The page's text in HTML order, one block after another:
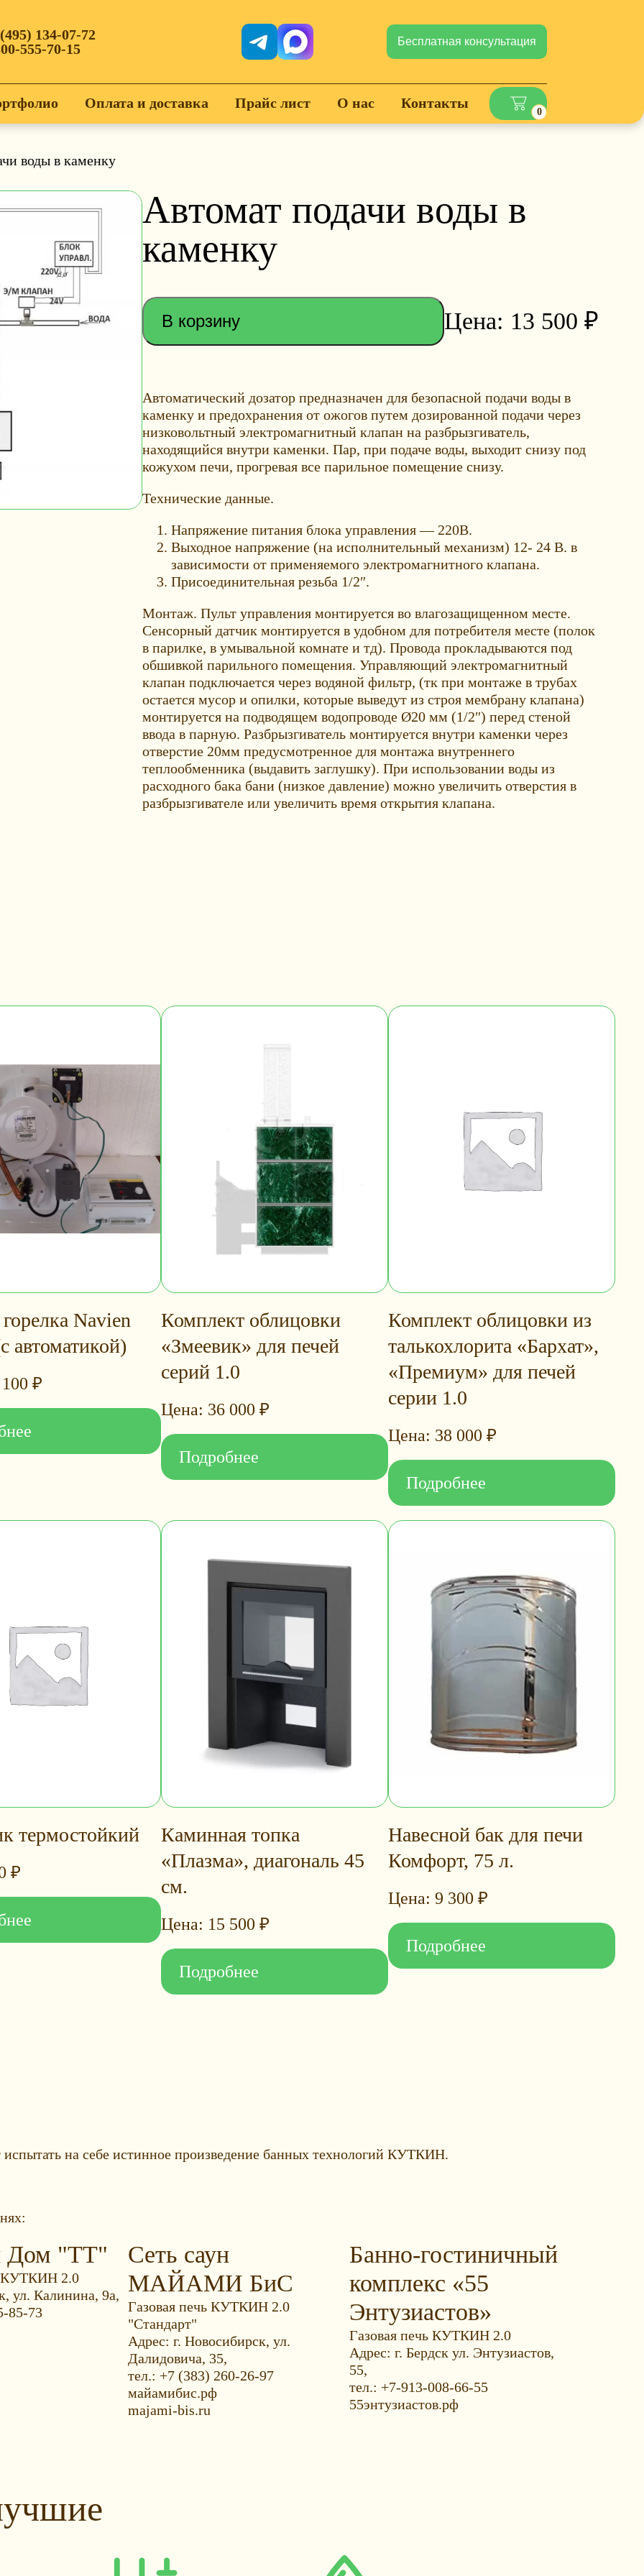
134-07-72
555-70-15
Бесплатная консультация
Оплата и доставка Прайс лист О нас Контакты
0
воды в каменку
Автомат подачи воды в
каменку
В корзину 13 500 ₽
Автоматический дозатор предназначен для безопасной подачи воды в
каменку и предохранения от ожогов путем дозированной подачи через
низковольтный электромагнитный клапан на разбрызгиватель,
находящийся внутри каменки. Пар, при подаче воды, выходит снизу под
кожухом печи, прогревая все парильное помещение снизу.
Технические данные.
Напряжение питания блока управления — 220В.
Выходное напряжение (на исполнительный механизм) 12- 24 В. в
зависимости от применяемого электромагнитного клапана.
Присоединительная резьба 1/2″.
Монтаж. Пульт управления монтируется во влагозащищенном месте.
Сенсорный датчик монтируется в удобном для потребителя месте (полок
в парилке, в умывальной комнате и тд). Провода прокладываются под
обшивкой парильного помещения. Управляющий электромагнитный
клапан подключается через водяной фильтр, (тк при монтаже в трубах
остается мусор и опилки, которые выведут из строя мембрану клапана)
монтируется на подводящем водопроводе Ø20 мм (1/2″) перед стеной
ввода в парную. Разбрызгиватель монтируется внутри каменки через
отверстие 20мм предусмотренное для монтажа внутреннего
теплообменника (выдавить заглушку). При использовании воды из
расходного бака бани (низкое давление) можно увеличить отверстия в
разбрызгивателе или увеличить время открытия клапана.
Navien
автоматикой)
₽
Комплект облицовки
«Змеевик» для печей
серий 1.0
36 000 ₽
Подробнее
Комплект облицовки из
талькохлорита «Бархат»,
«Премиум» для печей
серии 1.0
38 000 ₽
Подробнее
термостойкий
₽
Каминная топка
«Плазма», диагональ 45
см.
15 500 ₽
Подробнее
Навесной бак для печи
Комфорт, 75 л.
9 300 ₽
Подробнее
на себе истинное произведение банных технологий КУТКИН.
Дом "ТТ"
КУТКИН 2.0
ул. Калинина, 9а,
85-73
Сеть саун
МАЙАМИ БиС
Газовая печь КУТКИН 2.0
"Стандарт"
Адрес: г. Новосибирск, ул.
Далидовича, 35,
тел.: +7 (383) 260-26-97
майамибис.рф
majami-bis.ru
Банно-гостиничный
комплекс «55
Энтузиастов»
Газовая печь КУТКИН 2.0
Адрес: г. Бердск ул. Энтузиастов,
55,
тел.: +7-913-008-66-55
55энтузиастов.рф